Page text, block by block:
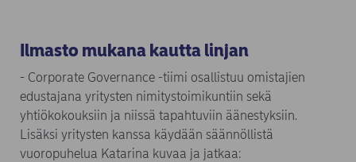
Ilmasto mukana kautta linjan
- Corporate Governance -tiimi osallistuu omistajien
edustajana yritysten nimitystoimikuntiin sekä
yhtiökokouksiin ja niissä tapahtuviin äänestyksiin.
Lisäksi yritysten kanssa käydään säännöllistä
vuoropuhelua Katarina kuvaa ja jatkaa: